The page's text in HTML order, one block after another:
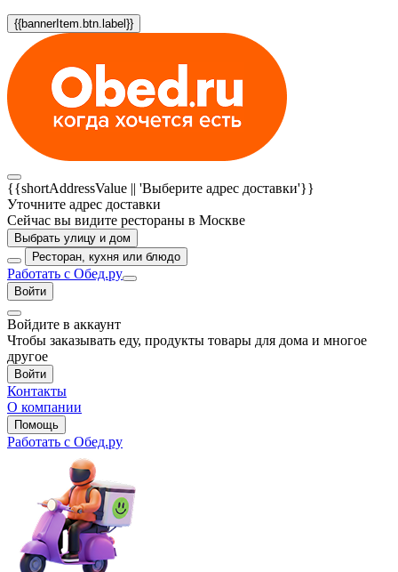
{{bannerItem.btn.label}}
{{shortAddressValue || 'Выберите адрес доставки'}}
Уточните адрес доставки
Сейчас вы видите рестораны в Москве
Выбрать улицу и дом
Ресторан, кухня или блюдо
Работать с Обед.ру
Войти
Войдите в аккаунт
Чтобы заказывать еду, продукты товары для дома и многое
другое
Войти
Контакты
О компании
Помощь
Работать с Обед.ру